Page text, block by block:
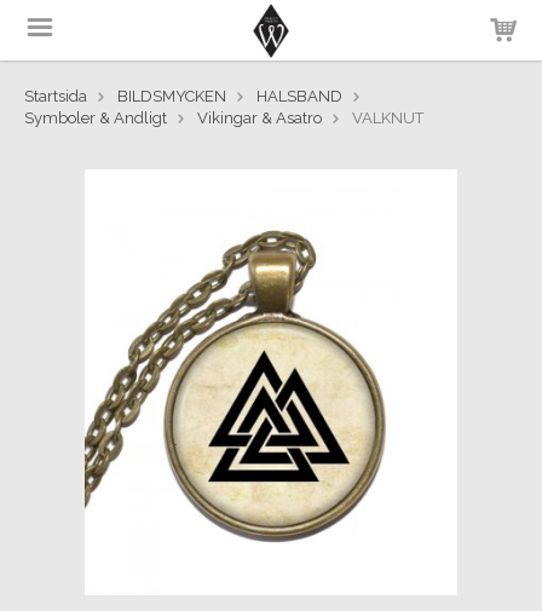
Startsida BILDSMYCKEN
HALSBAND
Symboler & Andligt
Vikingar & Asatro VALKNUT